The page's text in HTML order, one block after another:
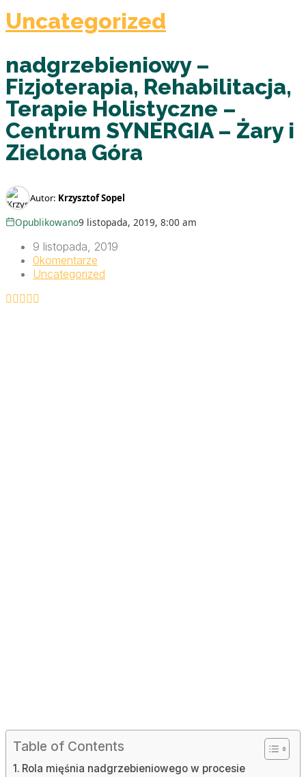
Uncategorized
nadgrzebieniowy –
Fizjoterapia, Rehabilitacja,
Terapie Holistyczne –
Centrum SYNERGIA – Żary i
Zielona Góra
Autor: Krzysztof Sopel
Opublikowano9 listopada, 2019, 8:00 am
9 listopada, 2019
0komentarze
Uncategorized
Table of Contents
Rola mięśnia nadgrzebieniowego w procesie